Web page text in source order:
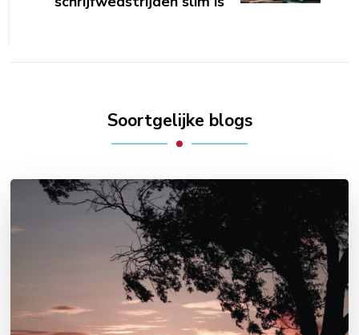
Soortgelijke blogs